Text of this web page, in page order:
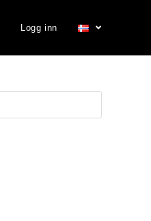
Logg inn